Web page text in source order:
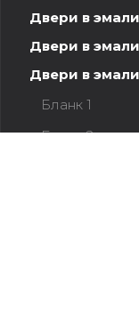
Двери в
Двери в
Двери в
Бланк 1
Бланк 2